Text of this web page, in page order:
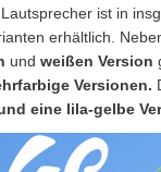
ist in
erhältlich.
und weißen Version
Versionen.
eine lila-gelbe